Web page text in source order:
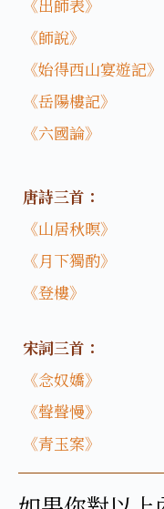
《出師表》
《師說》
《始得西山宴遊記》
《岳陽樓記》
《六國論》
唐詩三首：
《山居秋暝》
《月下獨酌》
《登樓》
宋詞三首：
《念奴嬌》
《聲聲慢》
《青玉案》